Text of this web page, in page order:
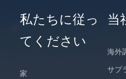
私たちに従っ
てください
家
当
海外
サプ